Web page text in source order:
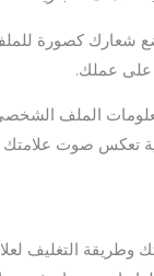
شعارك كصورة
على عملك.
الملف
تعكس صوت علامتك
التغليف